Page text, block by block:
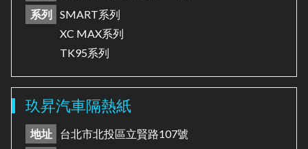
系列
SMART系列
XC MAX系列
TK95系列
玖昇汽車隔熱紙
地址
台北市北投區立賢路107號